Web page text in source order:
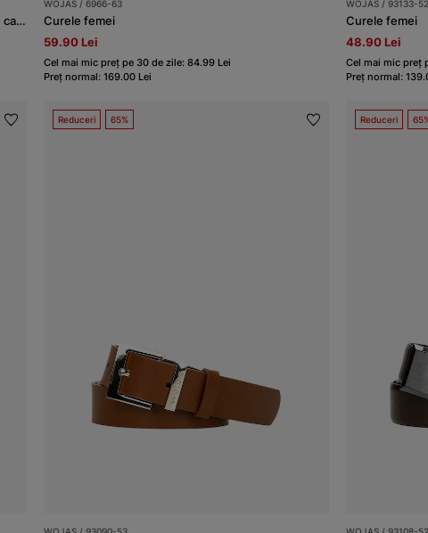
Curea pe două părți maro din piele granulată cu cataramă aurie damă
WOJAS / 6966-63
Curele femei
59.90 Lei
Cel mai mic preț pe 30 de zile: 84.99 Lei
Preț normal: 169.00 Lei
WOJAS / 93133-52
Curele femei
48.90 Lei
Cel mai mic preț
Preț normal:
Reduceri 65% Reduceri